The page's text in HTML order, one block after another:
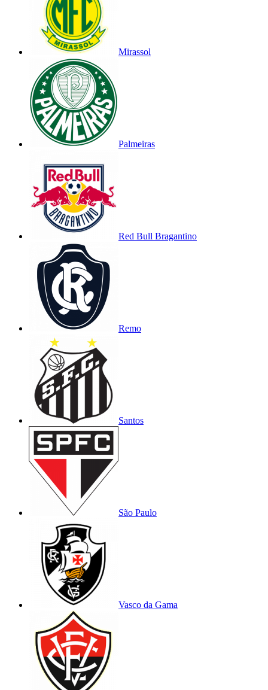
Mirassol
Palmeiras
Red Bull Bragantino
Remo
Santos
São Paulo
Vasco da Gama